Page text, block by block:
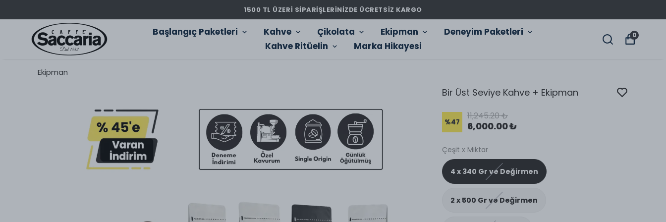
1500 TL ÜZERİ SİPARİŞLERİNİZDE ÜCRETSİZ KARGO
Başlangıç Paketleri Kahve Çikolata Ekipman
Deneyim Paketleri
Kahve Ritüelin
Marka Hikayesi
0
Ekipman
Bir Üst Seviye Kahve + Ekipman
%47
11,245.20 ₺
6,000.00 ₺
Çeşit x Miktar
4 x 340 Gr ve Değirmen
2 x 500 Gr ve Değirmen